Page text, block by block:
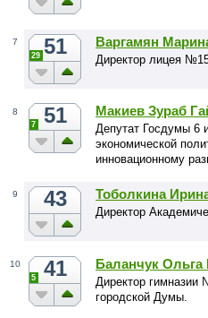
7 51
29
Варгамян
Директор лицея
8 51
7
Макиев Зураб
Депутат Госдумы 6
экономической
инновационному
9 43 Тоболкина
Директор
10 41
5
Баланчук Ольга
Директор гимназии
городской Думы.